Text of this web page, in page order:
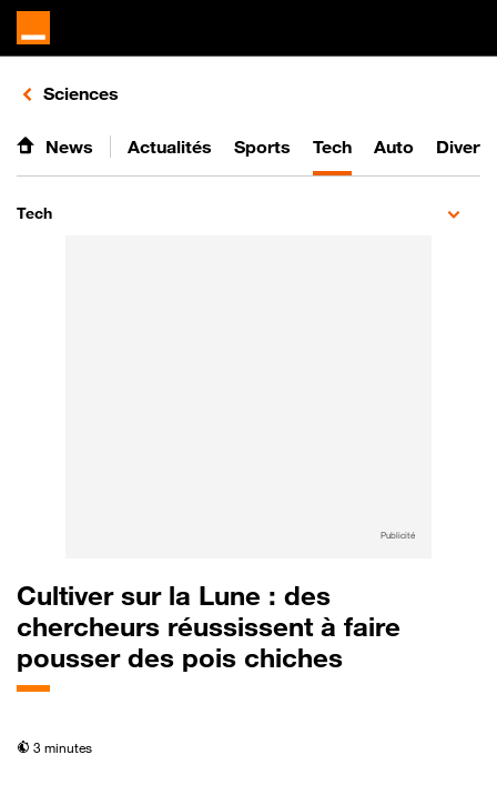
Retours vers le listing d'articles de la catégorie
Sciences
News Actualités Sports Tech Auto
Tech
Publicité
Cultiver sur la Lune : des
chercheurs réussissent à faire
pousser des pois chiches
temps de lecture
3 minutes